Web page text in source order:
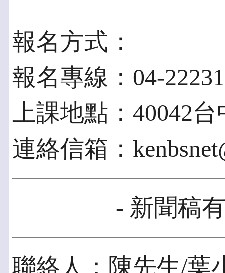
報名方式：
報名專線：04-
上課地點：40042
連絡信箱：
- 新聞稿
聯絡人：陳先生/葉